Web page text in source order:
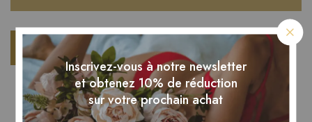
Retour à la boutique
Inscrivez-vous à notre newsletter
et obtenez 10% de réduction
sur votre prochain achat